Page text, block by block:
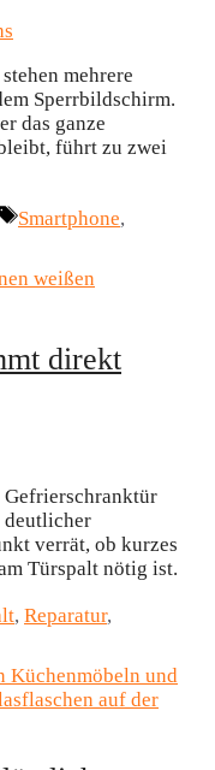
mehrere
Sperrbildschirm.
das ganze
führt zu zwei
Schlagwörter
Smartphone,
direkt
Gefrierschranktür
deutlicher
verrät, ob kurzes
Türspalt nötig ist.
, Reparatur,